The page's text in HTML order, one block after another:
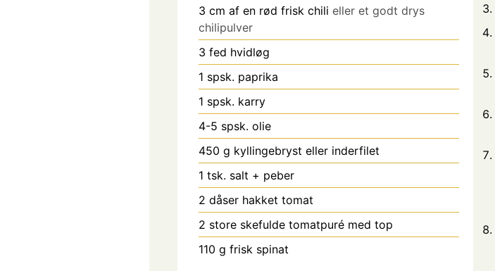
3 cm af en rød frisk chili eller et godt drys
chilipulver
3 fed hvidløg
1 spsk. paprika
1 spsk. karry
4-5 spsk. olie
450 g kyllingebryst eller inderfilet
1 tsk. salt + peber
2 dåser hakket tomat
2 store skefulde tomatpuré med top
110 g frisk spinat